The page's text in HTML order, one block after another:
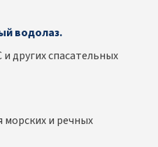
водолаз.
других спасательных
и речных